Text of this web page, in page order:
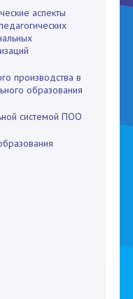
аспекты
производства в
образования
системой ПОО